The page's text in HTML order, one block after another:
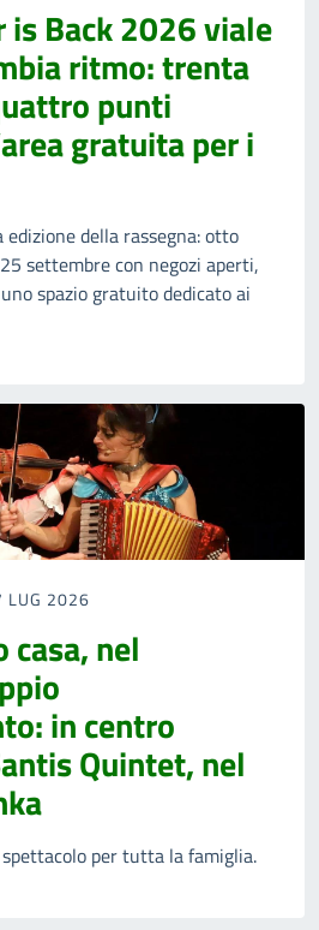
is Back 2026 viale
ritmo: trenta
punti
gratuita per i
della rassegna: otto
settembre con negozi aperti,
spazio gratuito dedicato ai
LUG 2026
casa, nel
in centro
Quintet, nel
per tutta la famiglia.